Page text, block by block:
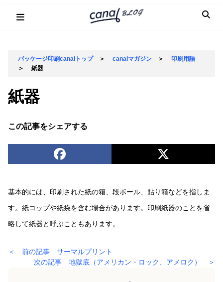
パッケージ印刷canalトップ＞ canalマガジン ＞ 印刷用語
＞ 紙器
紙器
この記事をシェアする
基本的には、印刷された紙の箱、段ボール、貼り箱などを指しま
す。紙コップや紙袋を含む場合があります。印刷紙器のことを省
略して紙器と呼ぶこともあります。
＜ 前の記事 サーマルプリント
次の記事 地獄底（アメリカン・ロック、アメロク） ＞